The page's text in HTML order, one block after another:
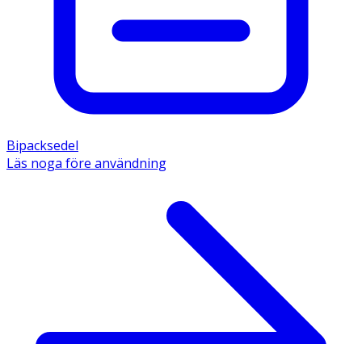
Bipacksedel
Läs noga före användning